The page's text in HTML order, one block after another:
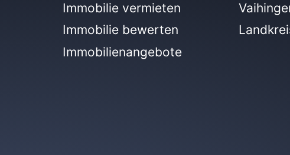
Immobilie vermieten
Immobilie bewerten
Immobilienangebote